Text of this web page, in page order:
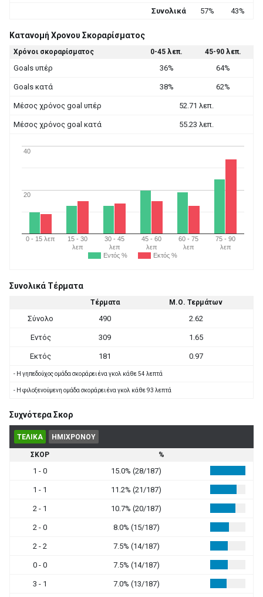
Συνολικά 57% 43%
Κατανομή Χρονου Σκοραρίσματος
Χρόνοι σκοραρίσματος 0-45 λεπ. 45-90 λεπ.
Goals υπέρ 36% 64%
Goals κατά 38% 62%
Μέσος χρόνος goal υπέρ 52.71 λεπ.
Μέσος χρόνος goal κατά 55.23 λεπ.
Εντός % Εκτός %
0 - 15 λεπ
15 - 30
λεπ
30 - 45
λεπ
45 - 60
λεπ
60 - 75
λεπ
75 - 90
λεπ
20
40
Συνολικά Τέρματα
Τέρματα Μ.Ο. Τερμάτων
Σύνολο 490 2.62
Εντός 309 1.65
Εκτός 181 0.97
- Η γηπεδούχος ομάδα σκοράρει ένα γκολ κάθε 54 λεπτά
- Η φιλοξενούμενη ομάδα σκοράρει ένα γκολ κάθε 93 λεπτά
Συχνότερα Σκορ
ΤΕΛΙΚΑ ΗΜΙΧΡΟΝΟΥ
ΣΚΟΡ %
1 - 0 15.0% (28/187)
1 - 1 11.2% (21/187)
2 - 1 10.7% (20/187)
2 - 0 8.0% (15/187)
2 - 2 7.5% (14/187)
0 - 0 7.5% (14/187)
3 - 1 7.0% (13/187)